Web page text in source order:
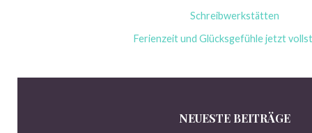
Schreibwerkstätten
Ferienzeit und Glücksgefühle jetzt
NEUESTE BEITRÄGE